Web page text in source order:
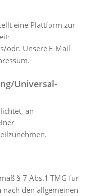
eine Plattform zur
odr. Unsere E-Mail-
Universal­
an
§ 7 Abs.1 TMG für
nach den allgemeinen